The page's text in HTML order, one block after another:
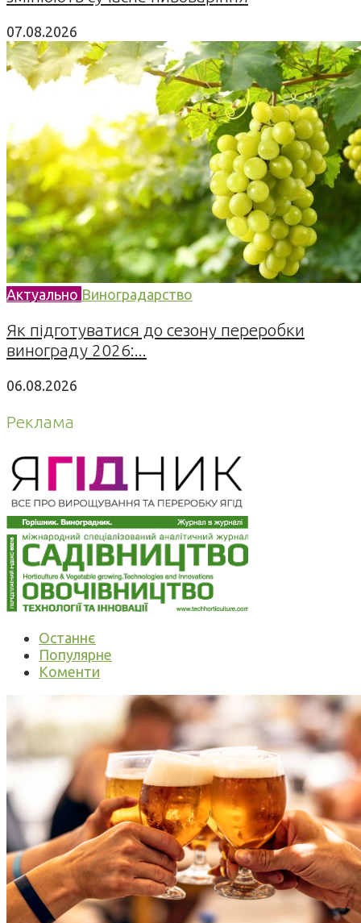
07.08.2026
Актуально Виноградарство
Як підготуватися до сезону переробки
винограду 2026:...
06.08.2026
Реклама
Останнє
Популярне
Коменти